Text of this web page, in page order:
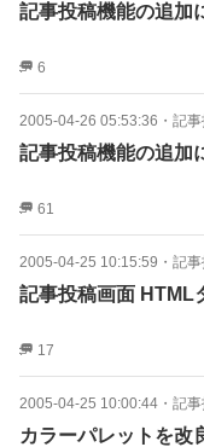
記事投稿機能の追加
6
2005-04-26 05:53:36 ・ 記
記事投稿機能の追
61
2005-04-25 10:15:59 ・ 記
記事投稿画面 HTML
17
2005-04-25 10:00:44 ・ 記
カラーパレットを改